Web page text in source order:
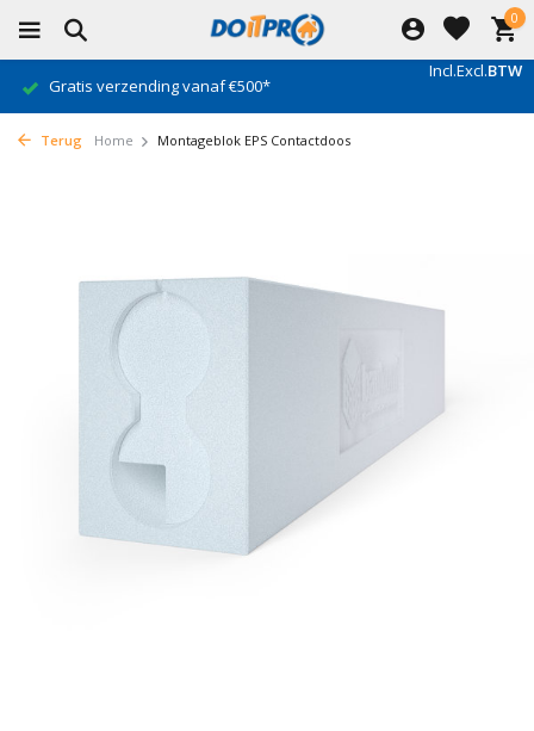
0
Incl.Excl.BTW
Gratis verzending vanaf €500*
Terug Home Montageblok EPS Contactdoos